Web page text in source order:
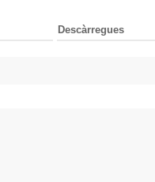
Descàrregues